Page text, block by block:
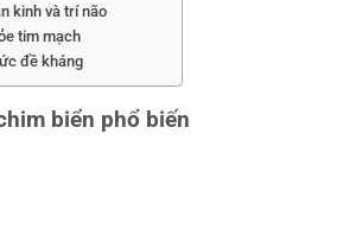
kinh và trí não
tim mạch
đề kháng
biển phổ biến